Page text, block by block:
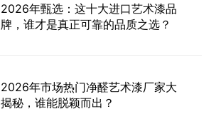
2026年甄选：这十大进口艺术漆品
牌，谁才是真正可靠的品质之选？
2026年市场热门净醛艺术漆厂家大
揭秘，谁能脱颖而出？